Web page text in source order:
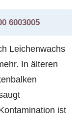
6003005
Leichenwachs
In älteren
ist